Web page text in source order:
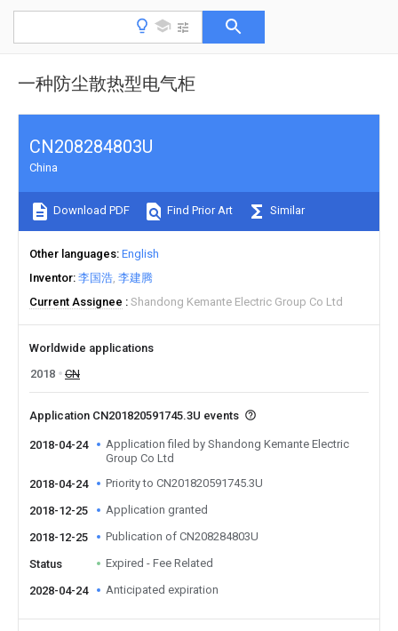
一种防尘散热型电气柜
CN208284803U
China
Download PDF Find Prior Art Similar
Other languages English
Inventor 李国浩 李建腾
Current Assignee
Shandong Kemante Electric Group Co Ltd
Worldwide applications
2018
CN
Application CN201820591745.3U events
2018-04-24
Application filed by Shandong Kemante Electric
Group Co Ltd
2018-04-24
Priority to CN201820591745.3U
2018-12-25 Application granted
2018-12-25 Publication of CN208284803U
Status Expired - Fee Related
2028-04-24 Anticipated expiration